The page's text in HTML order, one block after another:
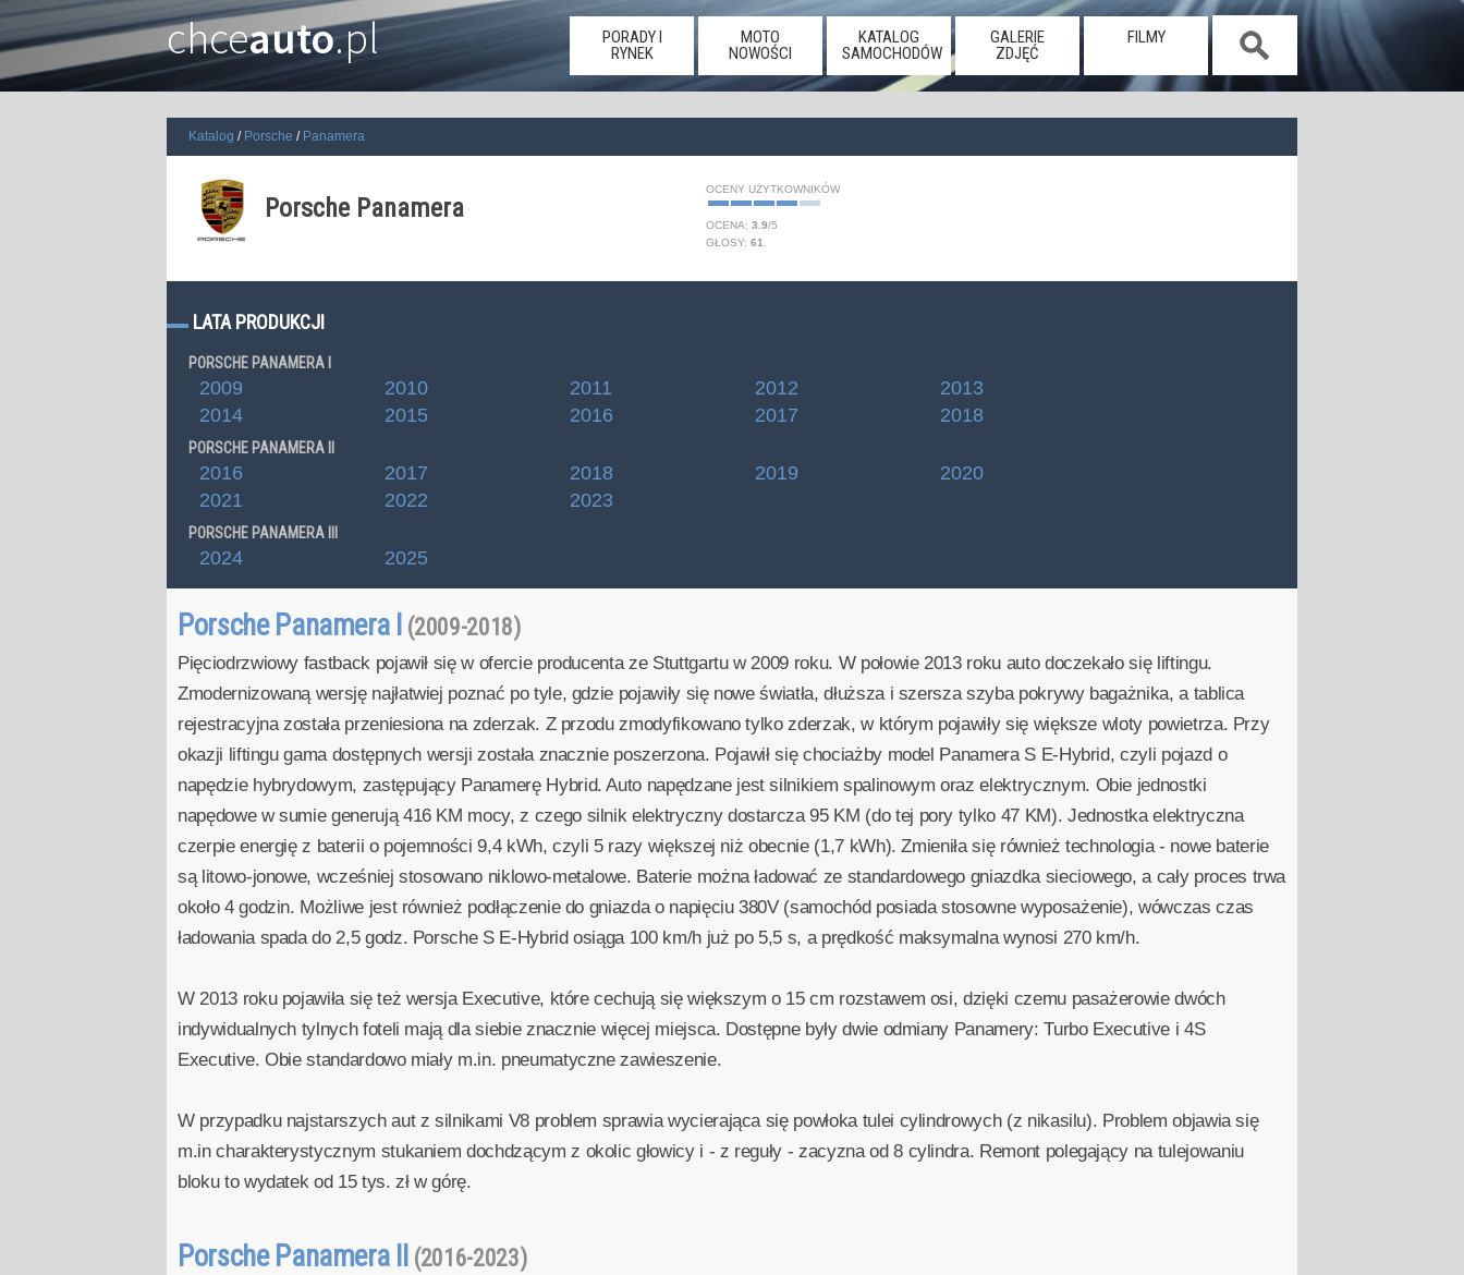
chceauto.pl
PORADY I
RYNEK
MOTO
NOWOŚCI
KATALOG
SAMOCHODÓW
GALERIE
ZDJĘĆ
FILMY
Katalog Porsche Panamera
Porsche Panamera
OCENY UŻYTKOWNIKÓW
OCENA: 3.9/5
GŁOSY: 61
LATA PRODUKCJI
PORSCHE PANAMERA I
2009 2010 2011 2012
2013
2014
2015 2016 2017 2018
PORSCHE PANAMERA II
2016 2017 2018 2019
2020
2021
2022 2023
PORSCHE PANAMERA III
2024 2025
Porsche Panamera I (2009-2018)
Pięciodrzwiowy fastback pojawił się w ofercie producenta ze Stuttgartu w 2009 roku. W połowie 2013 roku auto doczekało się liftingu.
Zmodernizowaną wersję najłatwiej poznać po tyle, gdzie pojawiły się nowe światła, dłuższa i szersza szyba pokrywy bagażnika, a tablica
rejestracyjna została przeniesiona na zderzak. Z przodu zmodyfikowano tylko zderzak, w którym pojawiły się większe wloty powietrza. Przy
okazji liftingu gama dostępnych wersji została znacznie poszerzona. Pojawił się chociażby model Panamera S E-Hybrid, czyli pojazd o
napędzie hybrydowym, zastępujący Panamerę Hybrid. Auto napędzane jest silnikiem spalinowym oraz elektrycznym. Obie jednostki
napędowe w sumie generują 416 KM mocy, z czego silnik elektryczny dostarcza 95 KM (do tej pory tylko 47 KM). Jednostka elektryczna
czerpie energię z baterii o pojemności 9,4 kWh, czyli 5 razy większej niż obecnie (1,7 kWh). Zmieniła się również technologia - nowe baterie
są litowo-jonowe, wcześniej stosowano niklowo-metalowe. Baterie można ładować ze standardowego gniazdka sieciowego, a cały proces trwa
około 4 godzin. Możliwe jest również podłączenie do gniazda o napięciu 380V (samochód posiada stosowne wyposażenie), wówczas czas
ładowania spada do 2,5 godz. Porsche S E-Hybrid osiąga 100 km/h już po 5,5 s, a prędkość maksymalna wynosi 270 km/h.
W 2013 roku pojawiła się też wersja Executive, które cechują się większym o 15 cm rozstawem osi, dzięki czemu pasażerowie dwóch
indywidualnych tylnych foteli mają dla siebie znacznie więcej miejsca. Dostępne były dwie odmiany Panamery: Turbo Executive i 4S
Executive. Obie standardowo miały m.in. pneumatyczne zawieszenie.
W przypadku najstarszych aut z silnikami V8 problem sprawia wycierająca się powłoka tulei cylindrowych (z nikasilu). Problem objawia się
m.in charakterystycznym stukaniem dochdzącym z okolic głowicy i - z reguły - zacyzna od 8 cylindra. Remont polegający na tulejowaniu
bloku to wydatek od 15 tys. zł w górę.
Porsche Panamera II (2016-2023)